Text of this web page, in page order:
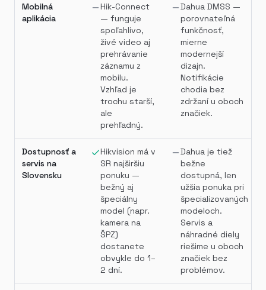
Mobilná
aplikácia
Hik-Connect
— funguje
spoľahlivo,
živé video aj
prehrávanie
záznamu z
mobilu.
Vzhľad je
trochu starší,
ale
prehľadný.
Dahua DMSS —
porovnateľná
funkčnosť,
mierne
modernejší
dizajn.
Notifikácie
chodia bez
zdržaní u oboch
značiek.
Dostupnosť a
servis na
Slovensku
Hikvision má v
SR najširšiu
ponuku —
bežný aj
špeciálny
model (napr.
kamera na
ŠPZ)
dostanete
obvykle do 1–
2 dní.
Dahua je tiež
bežne
dostupná, len
užšia ponuka pri
špecializovaných
modeloch.
Servis a
náhradné diely
riešime u oboch
značiek bez
problémov.